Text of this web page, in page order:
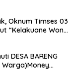
Oknum Timses 03
“Kelakuane Wong
DESA BARENG
Warga)Money